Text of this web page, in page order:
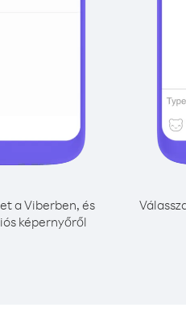
a Viberben, és
képernyőről